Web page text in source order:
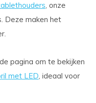
, onze
Deze maken het
pagina om te bekijken
met LED, ideaal voor